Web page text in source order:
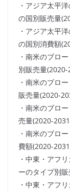
・アジア太平
の国別販売量
・アジア太平
の国別消費額
・南米のブロ
別販売量(2020-
・南米のブロ
販売量(2020-
・南米のブロ
売量(2020-
・南米のブロ
費額(2020-
・中東・アフ
ーのタイプ別
・中東・アフ